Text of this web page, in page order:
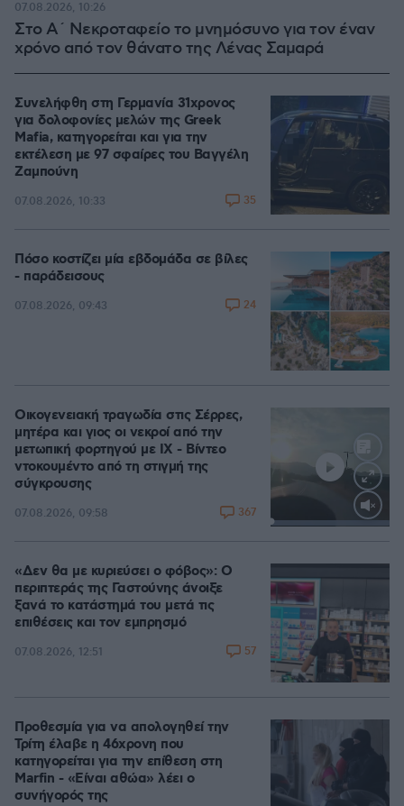
Στο Α΄ Νεκροταφείο το μνημόσυνο για τον έναν
χρόνο από τον θάνατο της Λένας Σαμαρά
07.08.2026, 10:26
Συνελήφθη στη Γερμανία 31χρονος
για δολοφονίες μελών της Greek
Mafia, κατηγορείται και για την
εκτέλεση με 97 σφαίρες του Βαγγέλη
Ζαμπούνη
07.08.2026, 10:33 35
Πόσο κοστίζει μία εβδομάδα σε βίλες
- παράδεισους
07.08.2026, 09:43 24
Loaded:
Οικογενειακή τραγωδία στις Σέρρες,
μητέρα και γιος οι νεκροί από την
μετωπική φορτηγού με ΙΧ - Βίντεο
ντοκουμέντο από τη στιγμή της
σύγκρουσης
07.08.2026, 09:58 367
«Δεν θα με κυριεύσει ο φόβος»: Ο
περιπτεράς της Γαστούνης άνοιξε
ξανά το κατάστημά του μετά τις
επιθέσεις και τον εμπρησμό
07.08.2026, 12:51 57
Προθεσμία για να απολογηθεί την
Τρίτη έλαβε η 46χρονη που
κατηγορείται για την επίθεση στη
Marfin - «Είναι αθώα» λέει ο
συνήγορός της